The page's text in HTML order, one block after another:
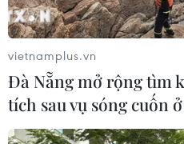
vietnamplus.vn
Đà Nẵng mở rộng tìm
tích sau vụ sóng cuốn